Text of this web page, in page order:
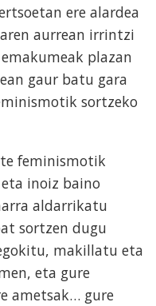
ere alardea
aurrean irrintzi
plazan
gaur batu gara
sortzeko
feminismotik
inoiz baino
aldarrikatu
sortzen dugu
makillatu eta
eta gure
ametsak… gure